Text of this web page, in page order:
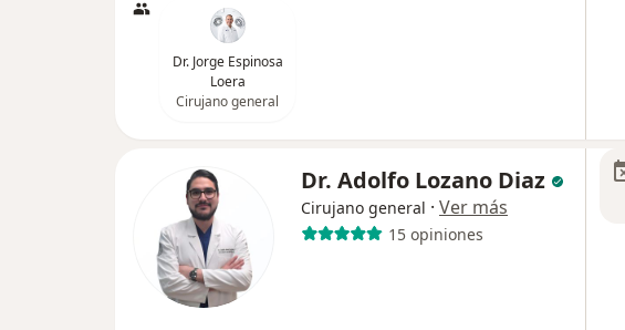
Dr. Jorge Espinosa
Loera
Cirujano general
Dr. Adolfo Lozano Diaz
Cirujano general · Ver más
15 opiniones